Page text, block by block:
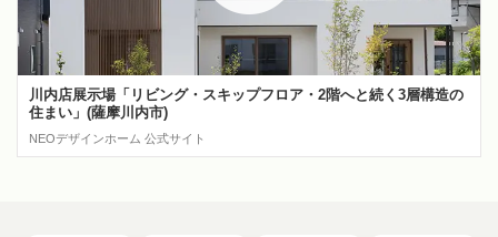
川内店展示場「リビング・スキップフロア・2階へと続く3層構造の
住まい」(薩摩川内市)
NEOデザインホーム 公式サイト